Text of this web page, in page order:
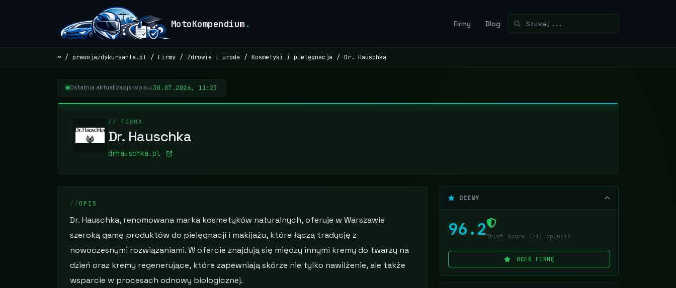
MotoKompendium . Firmy Blog
~ prawojazdykursanta.pl Firmy Zdrowie i uroda Kosmetyki i pielęgnacja Dr. Hauschka
Ostatnia aktualizacja wpisu:30.07.2026, 11:23
// FIRMA
Dr. Hauschka
drhauschka.pl
OCENY
96.2 Trust Score (111 opinii)
OCEŃ FIRMĘ
OPIS
Dr. Hauschka, renomowana marka kosmetyków naturalnych, oferuje w Warszawie
szeroką gamę produktów do pielęgnacji i makijażu, które łączą tradycję z
nowoczesnymi rozwiązaniami. W ofercie znajdują się między innymi kremy do twarzy na
dzień oraz kremy regenerujące, które zapewniają skórze nie tylko nawilżenie, ale także
wsparcie w procesach odnowy biologicznej.